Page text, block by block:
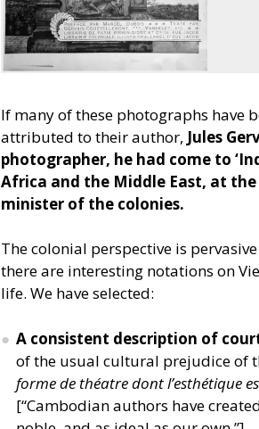
If many of these photographs have
attributed to their author, Jules
photographer, he had come to‘
Africa and the Middle East, at
minister of the colonies.
The colonial perspective is
there are interesting notations on
life. We have selected:
A consistent description of
of the usual cultural prejudice of
forme de théatre dont l’esthétique
[“Cambodian authors have